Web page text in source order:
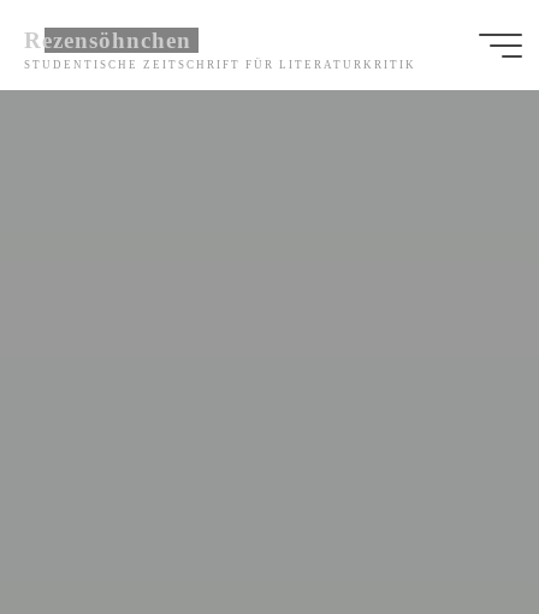
Inhalt
springen
Rezensöhnchen
STUDENTISCHE ZEITSCHRIFT FÜR LITERATURKRITIK